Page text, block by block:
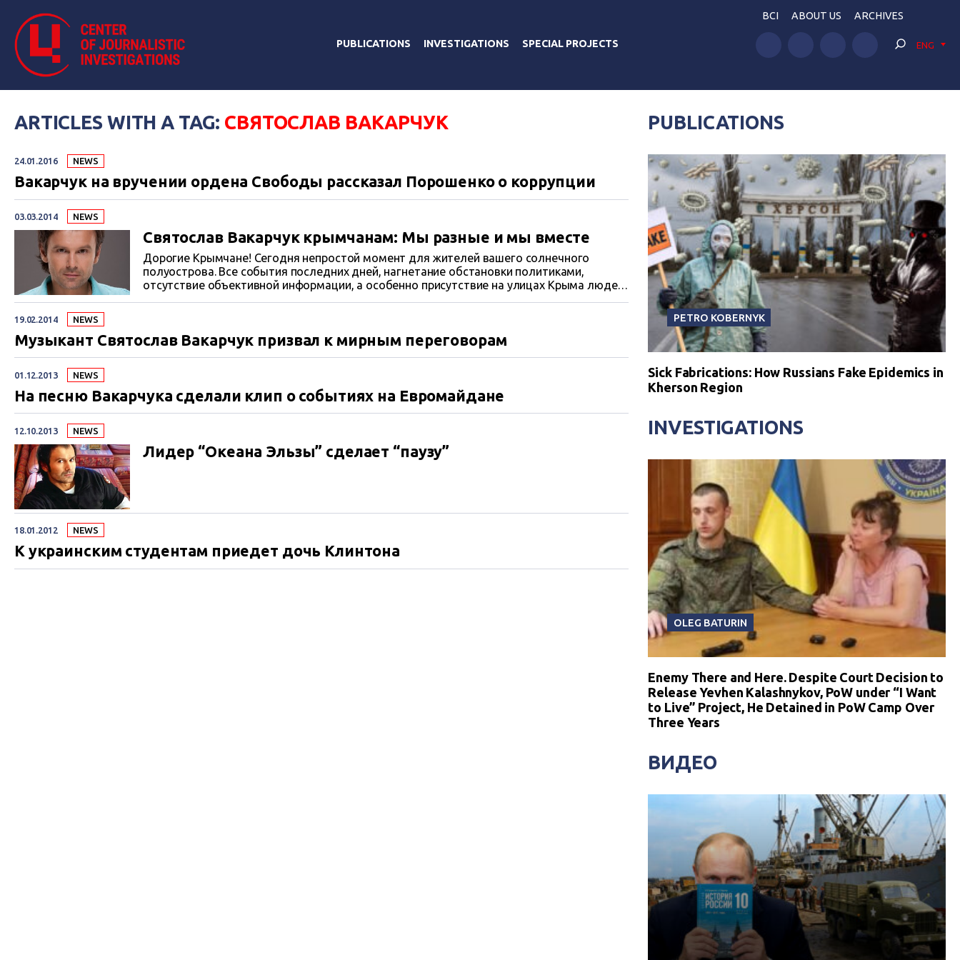
PUBLICATIONS INVESTIGATIONS SPECIAL PROJECTS
BCI ABOUT US ARCHIVES
ENG
ARTICLES WITH A TAG: СВЯТОСЛАВ ВАКАРЧУК
24.01.2016 NEWS
Вакарчук на вручении ордена Свободы рассказал Порошенко о коррупции
03.03.2014 NEWS
Святослав Вакарчук крымчанам: Мы разные и мы вместе
Дорогие Крымчане! Сегодня непростой момент для жителей вашего солнечного
полуострова. Все события последних дней, нагнетание обстановки политиками,
отсутствие объективной информации, а особенно присутствие на улицах Крыма людей
19.02.2014 NEWS
Музыкант Святослав Вакарчук призвал к мирным переговорам
01.12.2013 NEWS
На песню Вакарчука сделали клип о событиях на Евромайдане
12.10.2013 NEWS
Лидер “Океана Эльзы” сделает “паузу”
18.01.2012 NEWS
К украинским студентам приедет дочь Клинтона
PUBLICATIONS
PETRO KOBERNYK
Sick Fabrications: How Russians Fake Epidemics in
Kherson Region
INVESTIGATIONS
OLEG BATURIN
Enemy There and Here. Despite Court Decision to
Release Yevhen Kalashnykov, PoW under “I Want
to Live” Project, He Detained in PoW Camp Over
Three Years
ВИДЕО